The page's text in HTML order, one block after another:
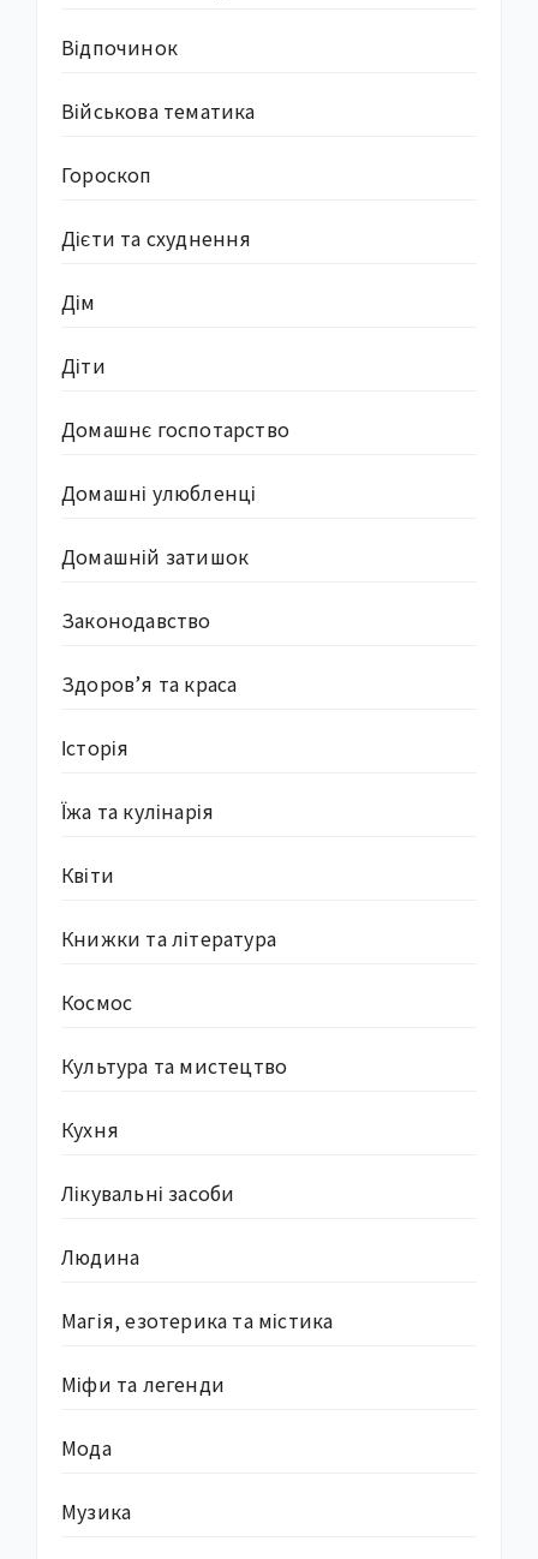
Відпочинок
Військова тематика
Гороскоп
Дієти та схуднення
Дім
Діти
Домашнє госпотарство
Домашні улюбленці
Домашній затишок
Законодавство
Здоров’я та краса
Історія
Їжа та кулінарія
Квіти
Книжки та література
Космос
Культура та мистецтво
Кухня
Лікувальні засоби
Людина
Магія, езотерика та містика
Міфи та легенди
Мода
Музика